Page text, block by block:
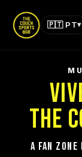
🇵🇹 PT▾
THE COUCH ·
EVENTO
THE
A FAN